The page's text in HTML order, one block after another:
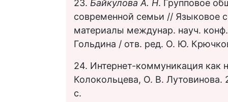
23. Байкулова А. Н. Групповое
современной семьи // Языковое
материалы междунар. науч.
Гольдина / отв. ред. О. Ю.
24. Интернет-коммуникация как
Колокольцева, О. В. Лутовинова.
с.